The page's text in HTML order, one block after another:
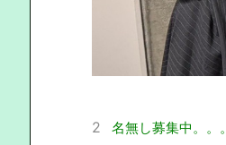
2 名無し募集中。。。